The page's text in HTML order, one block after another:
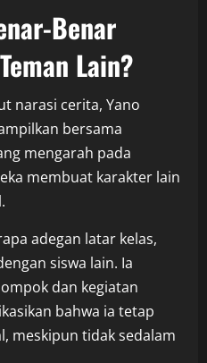
Benar
Lain?
narasi cerita, Yano
bersama
mengarah pada
membuat karakter lain
adegan latar kelas,
siswa lain. Ia
dan kegiatan
bahwa ia tetap
meskipun tidak sedalam